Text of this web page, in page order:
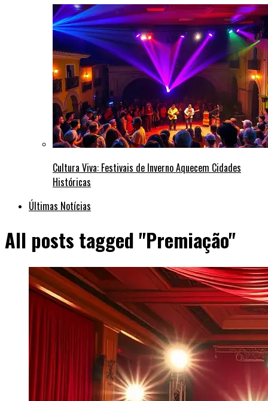
Cultura Viva: Festivais de Inverno Aquecem Cidades
Históricas
Últimas Notícias
All posts tagged "Premiação"